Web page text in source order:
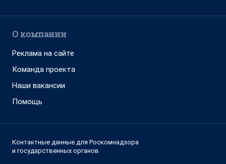
О компании
Реклама на сайте
Команда проекта
Наши вакансии
Помощь
Контактные данные для Роскомнадзора
и государственных органов